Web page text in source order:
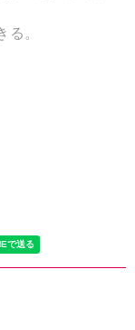
。